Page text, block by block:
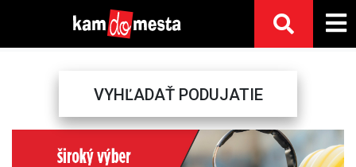
VYHĽADAŤ PODUJATIE